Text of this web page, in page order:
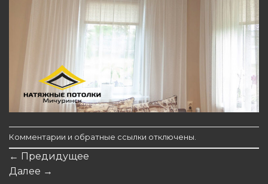
Комментарии и обратные ссылки отключены.
← Предидущее
Далее →